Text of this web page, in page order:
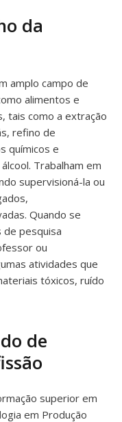
da
amplo campo de
alimentos e
tais como a extração
refino de
químicos e
Trabalham em
supervisioná-la ou
Quando se
de pesquisa
ou
atividades que
tóxicos, ruído
de
superior em
em Produção